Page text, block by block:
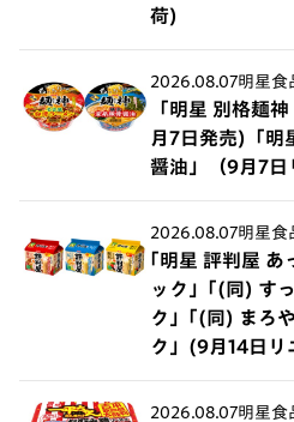
荷)
2026.08.07明星食
「明星 別格麺
月7日発売)「明
醤油」（9月7日
2026.08.07明星食
｢明星 評判屋 あ
ック」｢(同) す
ク」｢(同) まろ
ク」(9月14日リ
2026.08.07明星食